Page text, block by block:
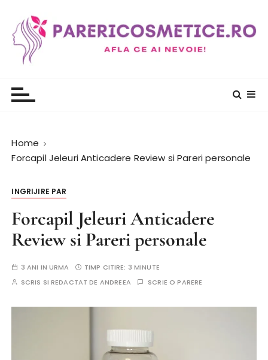
Home
Forcapil Jeleuri Anticadere Review si Pareri personale
INGRIJIRE PAR
Forcapil Jeleuri Anticadere
Review si Pareri personale
3 ANI IN URMA TIMP CITIRE: 3 MINUTE
SCRIS SI REDACTAT DE ANDREEA SCRIE O PARERE